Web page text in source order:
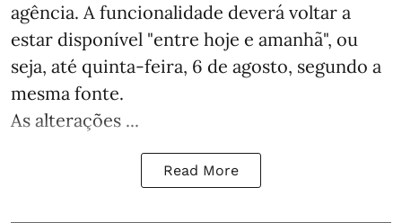
agência. A funcionalidade deverá voltar a
estar disponível "entre hoje e amanhã", ou
seja, até quinta-feira, 6 de agosto, segundo a
mesma fonte.
As alterações ...
Read More